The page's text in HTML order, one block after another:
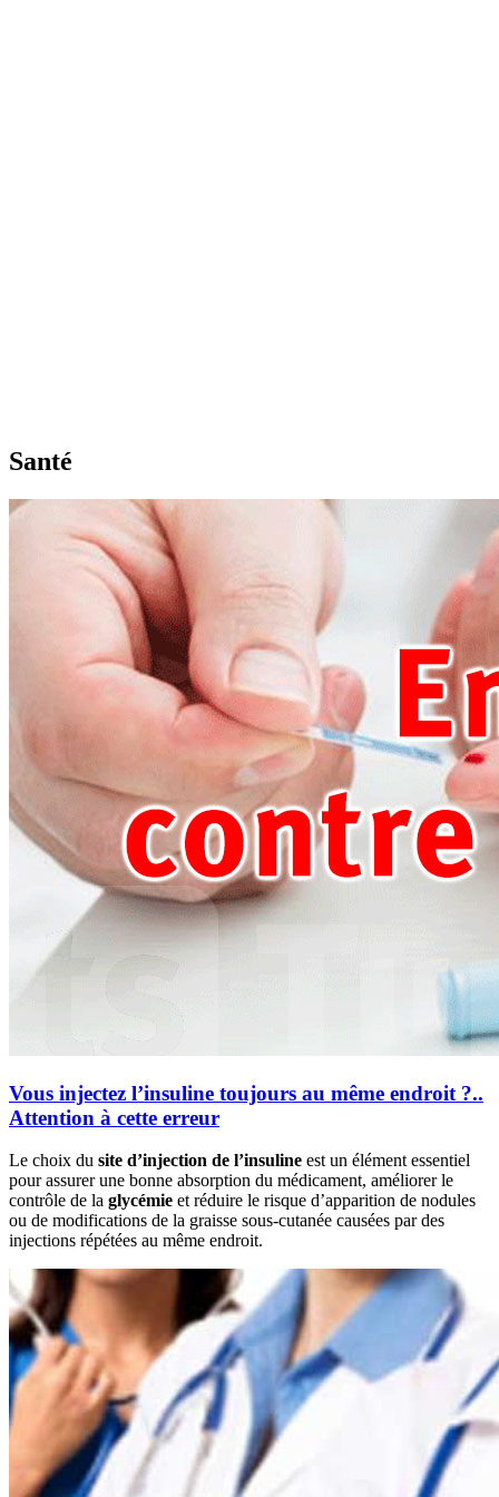
Santé
Vous injectez l’insuline toujours au même endroit ?..
Attention à cette erreur
Le choix du site d’injection de l’insuline est un élément essentiel
pour assurer une bonne absorption du médicament, améliorer le
contrôle de la glycémie et réduire le risque d’apparition de nodules
ou de modifications de la graisse sous-cutanée causées par des
injections répétées au même endroit.